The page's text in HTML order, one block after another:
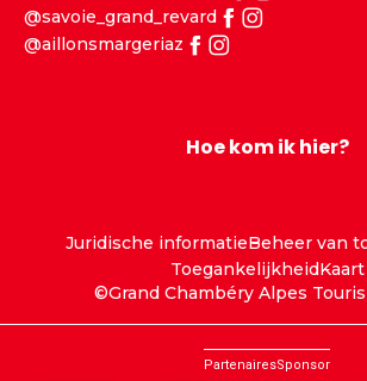
@savoie_grand_revard
@aillonsmargeriaz
Hoe kom ik hier?
Juridische informatieBeheer van
ToegankelijkheidKaart
©Grand Chambéry Alpes
PartenairesSponsor